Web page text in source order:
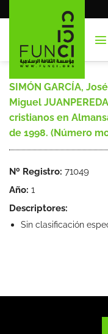
al
SIMÓN GARCÍA,
Miguel
cristianos en
de 1998. (Número
Nº Registro: 71049
Año: 1
Descriptores:
Sin clasificación